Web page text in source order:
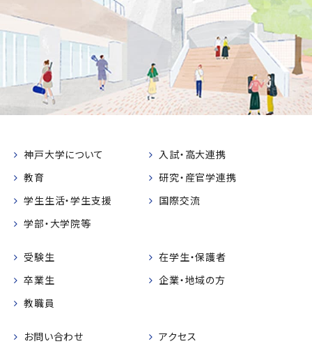
神戸大学について
入試・高大連携
教育
研究・産官学連携
学生生活・学生支援
国際交流
学部・大学院等
受験生
在学生・保護者
卒業生
企業・地域の方
教職員
お問い合わせ
アクセス